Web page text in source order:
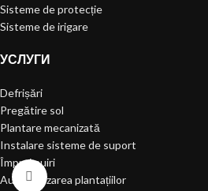
Click to enlarge
Sisteme de protecție
Sisteme de irigare
УСЛУГИ
Defrișări
Pregătire sol
Plantare mecanizată
Instalare sisteme de suport
Împrejmuiri
Automatizarea plantațiilor